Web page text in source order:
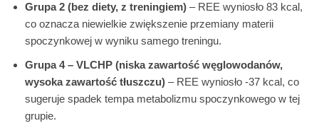
Grupa 2 (bez diety, z treningiem) – REE wyniosło 83 kcal,
co oznacza niewielkie zwiększenie przemiany materii
spoczynkowej w wyniku samego treningu.
Grupa 4 – VLCHP (niska zawartość węglowodanów,
wysoka zawartość tłuszczu) – REE wyniosło -37 kcal, co
sugeruje spadek tempa metabolizmu spoczynkowego w tej
grupie.